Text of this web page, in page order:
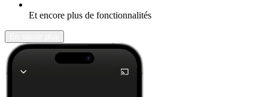
Et encore plus de fonctionnalités